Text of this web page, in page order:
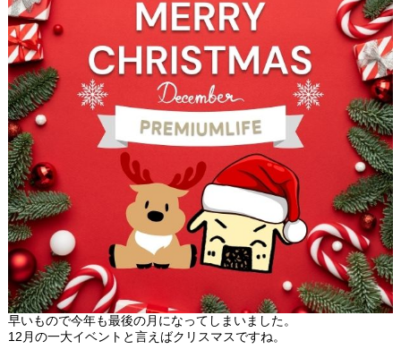
早いもので今年も最後の月になってしまいました。
12月の一大イベントと言えばクリスマスですね。